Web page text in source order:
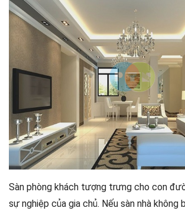
Sàn phòng khách tượng trưng cho con
sự nghiệp của gia chủ. Nếu sàn nhà không